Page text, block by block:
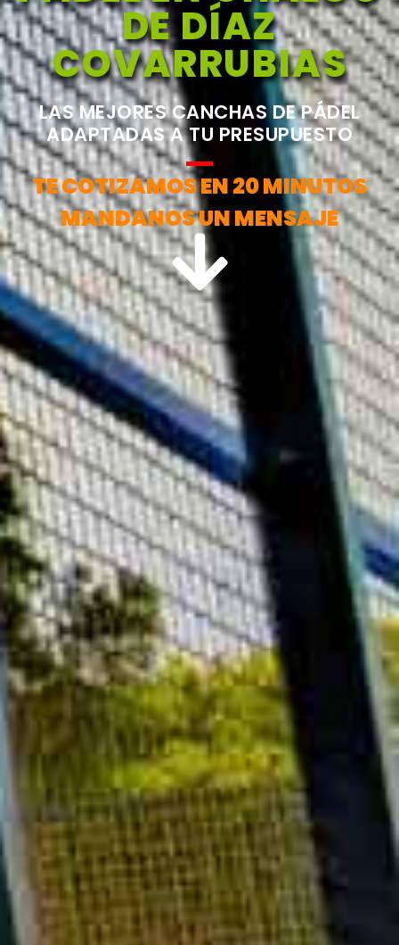
DE DÍAZ
COVARRUBIAS
LAS MEJORES CANCHAS DE PÁDEL
ADAPTADAS A TU PRESUPUESTO
TE COTIZAMOS EN 20 MINUTOS
MANDANOS UN MENSAJE